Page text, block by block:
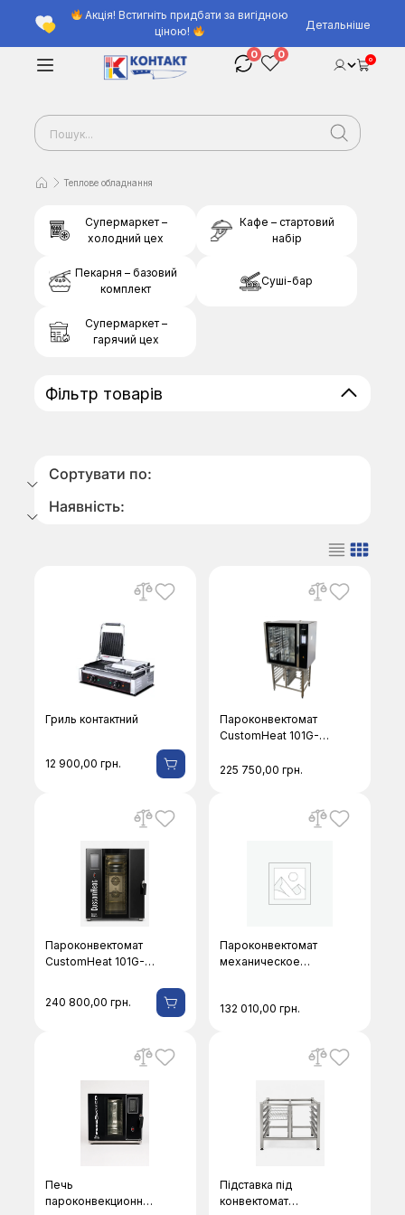
Акція! Встигніть придбати за вигідною
ціною!
Детальніше
0 0 0
Теплове обладнання
Фільтр товарів
Супермаркет –
холодний цех
Кафе – стартовий
набір
Пекарня – базовий
комплект
Суші-бар
Супермаркет –
гарячий цех
Сортувати по:
Наявність:
Гриль контактний
12 900,00грн.
Пароконвектомат
CustomHeat 101G-
225 750,00грн.
Пароконвектомат
CustomHeat 101G-
240 800,00грн.
Пароконвектомат
механическое
PXH(ner)
132 010,00грн.
Печь
пароконвекционная
Підставка під
конвектомат